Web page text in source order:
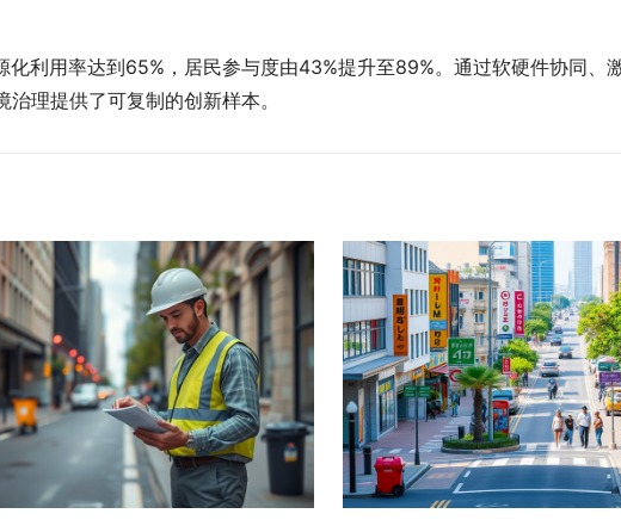
利用率达到65%，居民参与度由43%提升至89%。通过软硬件协同、
理提供了可复制的创新样本。